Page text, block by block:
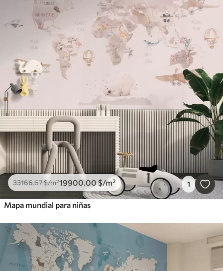
33166.67$/m²19900.00 $/m² 1
Mapa mundial para niñas